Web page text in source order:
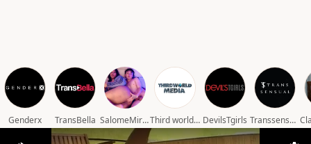
Genderx TransBella SalomeMiranda Third world media movies DevilsTgirls Transsensual